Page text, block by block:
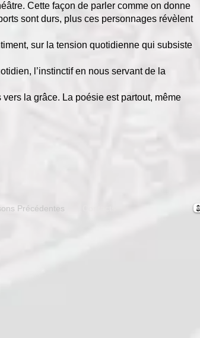
Cette façon de parler comme on donne
sont durs, plus ces personnages révèlent
sur la tension quotidienne qui subsiste
l’instinctif en nous servant de la
la grâce. La poésie est partout, même
Précédentes